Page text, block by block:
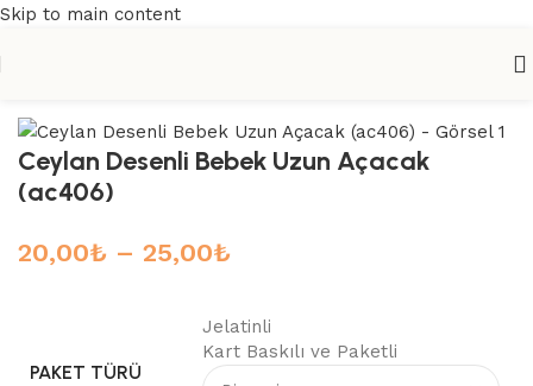
Skip to main content
Ceylan Desenli Bebek Uzun Açacak
(ac406)
20,00₺ – 25,00₺
PAKET TÜRÜ
Jelatinli
Kart Baskılı ve Paketli